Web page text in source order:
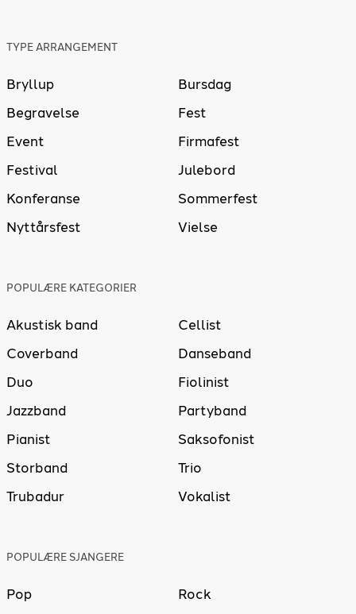
TYPE ARRANGEMENT
Bryllup
Bursdag
Begravelse
Fest
Event
Firmafest
Festival
Julebord
Konferanse
Sommerfest
Nyttårsfest
Vielse
POPULÆRE KATEGORIER
Akustisk band
Cellist
Coverband
Danseband
Duo
Fiolinist
Jazzband
Partyband
Pianist
Saksofonist
Storband
Trio
Trubadur
Vokalist
POPULÆRE SJANGERE
Pop Rock